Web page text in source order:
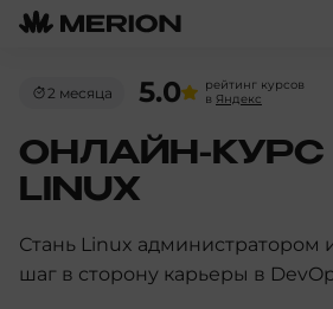
2 месяца 5.0
рейтинг курсов
в Яндекс
ОНЛАЙН-КУРС
LINUX
Стань Linux администратором
шаг в сторону карьеры в